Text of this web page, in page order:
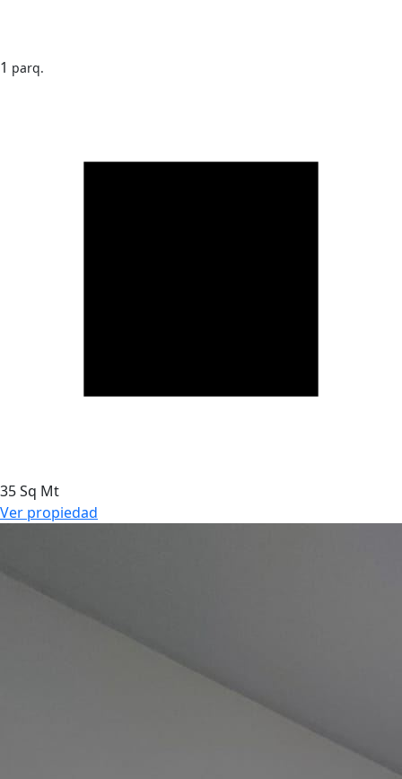
1 parq.
35 Sq Mt
Ver propiedad